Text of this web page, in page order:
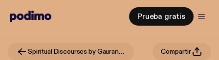
Prueba gratis
Spiritual Discourses by Gauranga Prabhu Compartir